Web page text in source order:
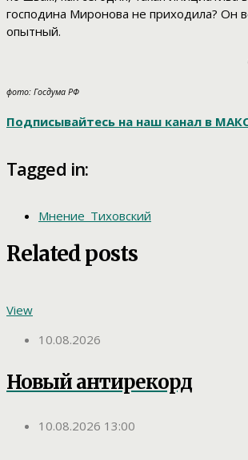
господина Миронова не приходила? Он
опытный.
фото: Госдума РФ
Подписывайтесь на наш канал в
Tagged in:
Мнение_Тиховский
Related posts
View
10.08.2026
Новый антирекорд
10.08.2026 13:00